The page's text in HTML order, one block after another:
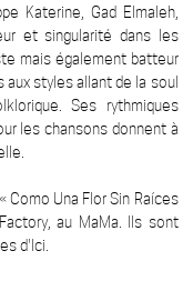
Katerine, Gad Elmaleh,
et singularité dans les
mais également batteur
styles allant de la soul
Ses rythmiques
les chansons donnent à
Como Una Flor Sin Raíces
au MaMa. Ils sont
d'Ici.